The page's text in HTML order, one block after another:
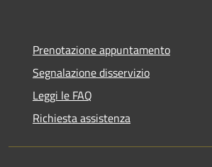
Prenotazione appuntamento
Segnalazione disservizio
Leggi le FAQ
Richiesta assistenza